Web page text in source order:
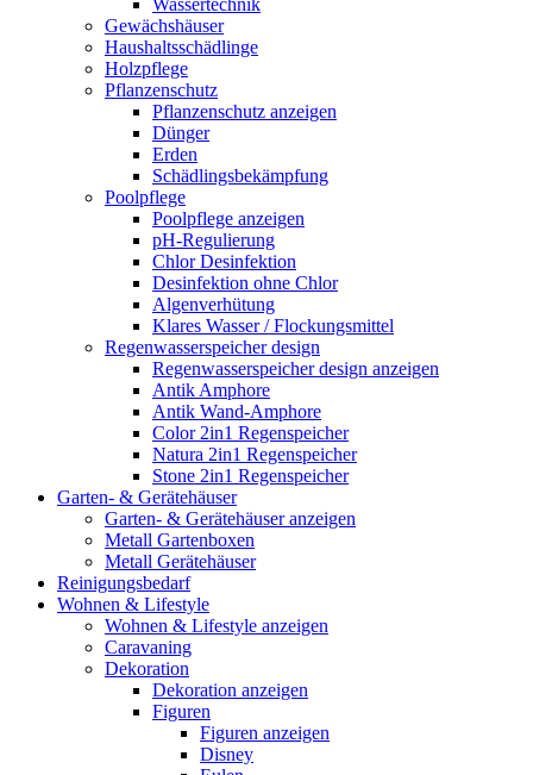
Wassertechnik
Gewächshäuser
Haushaltsschädlinge
Holzpflege
Pflanzenschutz
Pflanzenschutz anzeigen
Dünger
Erden
Schädlingsbekämpfung
Poolpflege
Poolpflege anzeigen
pH-Regulierung
Chlor Desinfektion
Desinfektion ohne Chlor
Algenverhütung
Klares Wasser / Flockungsmittel
Regenwasserspeicher design
Regenwasserspeicher design anzeigen
Antik Amphore
Antik Wand-Amphore
Color 2in1 Regenspeicher
Natura 2in1 Regenspeicher
Stone 2in1 Regenspeicher
Garten- & Gerätehäuser
Garten- & Gerätehäuser anzeigen
Metall Gartenboxen
Metall Gerätehäuser
Reinigungsbedarf
Wohnen & Lifestyle
Wohnen & Lifestyle anzeigen
Caravaning
Dekoration
Dekoration anzeigen
Figuren
Figuren anzeigen
Disney